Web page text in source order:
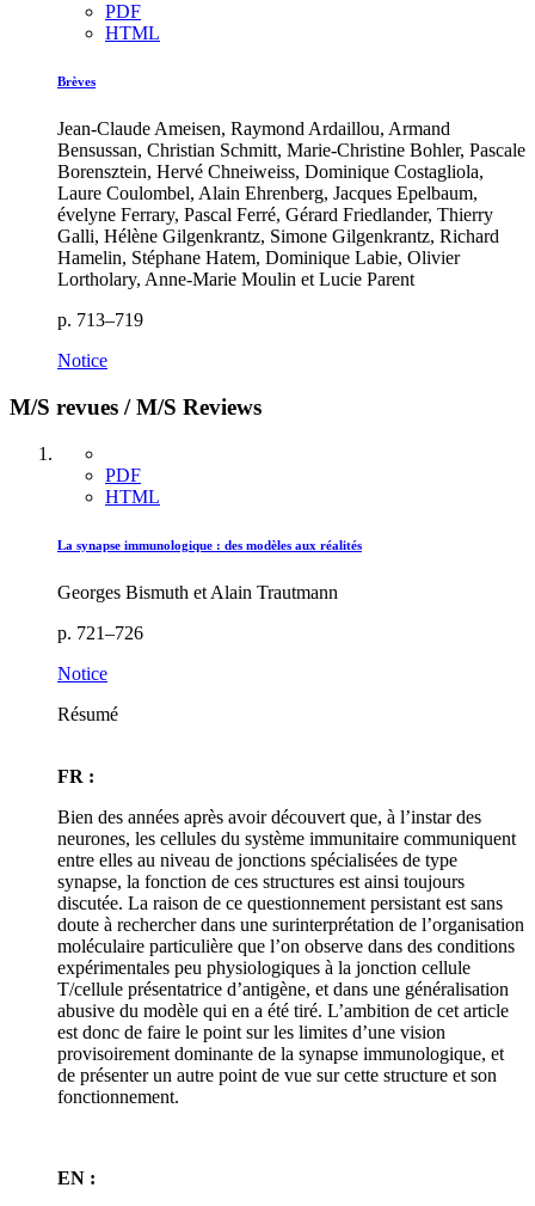
PDF
HTML
Brèves
Jean-Claude Ameisen, Raymond Ardaillou, Armand
Bensussan, Christian Schmitt, Marie-Christine Bohler, Pascale
Borensztein, Hervé Chneiweiss, Dominique Costagliola,
Laure Coulombel, Alain Ehrenberg, Jacques Epelbaum,
évelyne Ferrary, Pascal Ferré, Gérard Friedlander, Thierry
Galli, Hélène Gilgenkrantz, Simone Gilgenkrantz, Richard
Hamelin, Stéphane Hatem, Dominique Labie, Olivier
Lortholary, Anne-Marie Moulin et Lucie Parent
p. 713–719
Notice
M/S revues / M/S Reviews
PDF
HTML
La synapse immunologique : des modèles aux réalités
Georges Bismuth et Alain Trautmann
p. 721–726
Notice
Résumé
FR :
Bien des années après avoir découvert que, à l’instar des
neurones, les cellules du système immunitaire communiquent
entre elles au niveau de jonctions spécialisées de type
synapse, la fonction de ces structures est ainsi toujours
discutée. La raison de ce questionnement persistant est sans
doute à rechercher dans une surinterprétation de l’organisation
moléculaire particulière que l’on observe dans des conditions
expérimentales peu physiologiques à la jonction cellule
T/cellule présentatrice d’antigène, et dans une généralisation
abusive du modèle qui en a été tiré. L’ambition de cet article
est donc de faire le point sur les limites d’une vision
provisoirement dominante de la synapse immunologique, et
de présenter un autre point de vue sur cette structure et son
fonctionnement.
EN :